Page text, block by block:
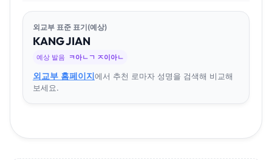
외교부 표준 표기(예상)
KANGJIAN
예상 발음 ㅋ아ㄴㄱ ㅈ이아ㄴ
외교부 홈페이지에서 추천 로마자 성명을 검색해 비교해
보세요.